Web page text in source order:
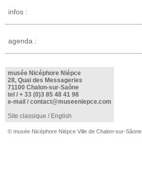
infos :
agenda :
musée Nicéphore Niépce
28, Quai des Messageries
71100 Chalon-sur-Saône
tel / + 33 (0)3 85 48 41 98
e-mail / contact@museeniepce.com
Site classique / English
© musée Nicéphore Niépce Ville de Chalon-sur-Sâone